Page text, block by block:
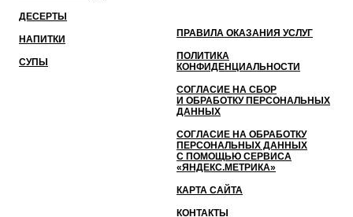
ДЕСЕРТЫ
НАПИТКИ
СУПЫ
ПРАВИЛА ОКАЗАНИЯ УСЛУГ
ПОЛИТИКА
КОНФИДЕНЦИАЛЬНОСТИ
СОГЛАСИЕ НА СБОР
И ОБРАБОТКУ ПЕРСОНАЛЬНЫХ
ДАННЫХ
СОГЛАСИЕ НА ОБРАБОТКУ
ПЕРСОНАЛЬНЫХ ДАННЫХ
С ПОМОЩЬЮ СЕРВИСА
«ЯНДЕКС.МЕТРИКА»
КАРТА САЙТА
КОНТАКТЫ